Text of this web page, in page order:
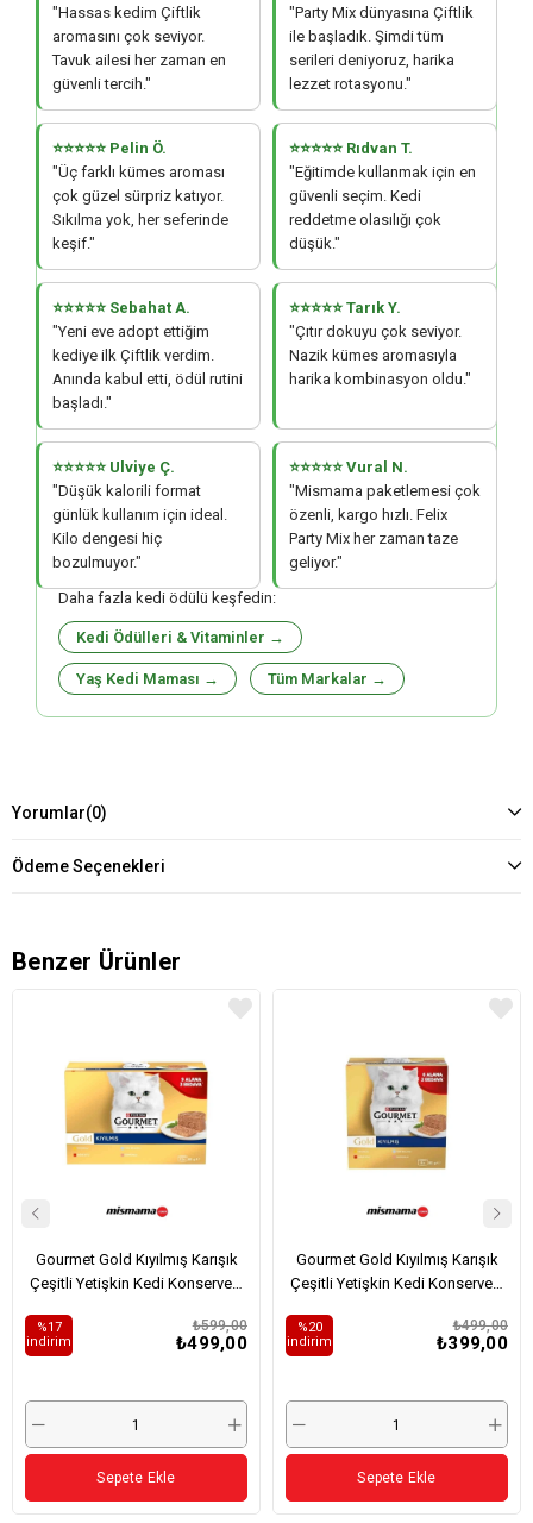
"Hassas kedim Çiftlik
aromasını çok seviyor.
Tavuk ailesi her zaman en
güvenli tercih."
"Party Mix dünyasına Çiftlik
ile başladık. Şimdi tüm
serileri deniyoruz, harika
lezzet rotasyonu."
⭐⭐⭐⭐⭐ Pelin Ö.
"Üç farklı kümes aroması
çok güzel sürpriz katıyor.
Sıkılma yok, her seferinde
keşif."
⭐⭐⭐⭐⭐ Rıdvan T.
"Eğitimde kullanmak için en
güvenli seçim. Kedi
reddetme olasılığı çok
düşük."
⭐⭐⭐⭐⭐ Sebahat A.
"Yeni eve adopt ettiğim
kediye ilk Çiftlik verdim.
Anında kabul etti, ödül rutini
başladı."
⭐⭐⭐⭐⭐ Tarık Y.
"Çıtır dokuyu çok seviyor.
Nazik kümes aromasıyla
harika kombinasyon oldu."
⭐⭐⭐⭐⭐ Ulviye Ç.
"Düşük kalorili format
günlük kullanım için ideal.
Kilo dengesi hiç
bozulmuyor."
⭐⭐⭐⭐⭐ Vural N.
"Mismama paketlemesi çok
özenli, kargo hızlı. Felix
Party Mix her zaman taze
geliyor."
Daha fazla kedi ödülü keşfedin:
Kedi Ödülleri & Vitaminler →
Yaş Kedi Maması → Tüm Markalar →
Yorumlar(0)
Ödeme Seçenekleri
Benzer Ürünler
Gourmet Gold Kıyılmış Karışık
Çeşitli Yetişkin Kedi Konservesi
₺499,00
₺599,00
%17
i̇ndirim
Sepete Ekle
Gourmet Gold Kıyılmış Karışık
Çeşitli Yetişkin Kedi Konservesi
₺399,00
₺499,00
%20
i̇ndirim
Sepete Ekle